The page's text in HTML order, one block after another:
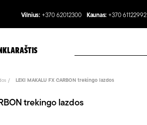
Vilnius: +370 62012300 Kaunas: +370 61122992
LEKI MAKALU FX CARBON trekingo lazdos
trekingo lazdos